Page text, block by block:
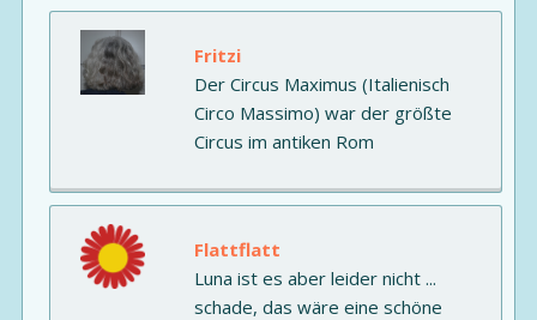
Fritzi
Der Circus Maximus (Italienisch
Circo Massimo) war der größte
Circus im antiken Rom
Flattflatt
Luna ist es aber leider nicht ...
schade, das wäre eine schöne